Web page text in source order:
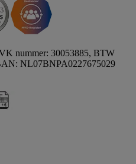
nummer: 30053885, BTW
NL07BNPA0227675029